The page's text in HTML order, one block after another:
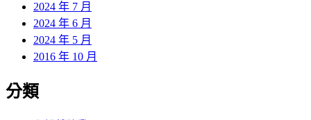
2024 年 7 月
2024 年 6 月
2024 年 5 月
2016 年 10 月
分類